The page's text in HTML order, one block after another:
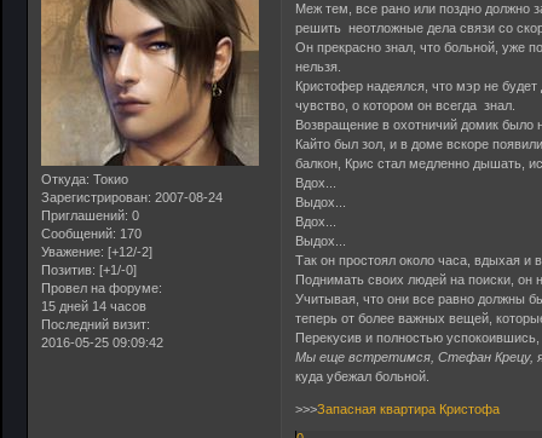
Откуда: Токио
Зарегистрирован: 2007-08-24
Приглашений: 0
Сообщений: 170
Уважение: [+12/-2]
Позитив: [+1/-0]
Провел на форуме:
15 дней 14 часов
Последний визит:
2016-05-25 09:09:42
Меж тем, все рано или поздно должно
решить неотложные дела связи со
Он прекрасно знал, что больной, уже
нельзя.
Кристофер надеялся, что мэр не будет
чувство, о котором он всегда знал.
Возвращение в охотничий домик было
Кайто был зол, и в доме вскоре
балкон, Крис стал медленно дышать,
Вдох...
Выдох...
Вдох...
Выдох...
Так он простоял около часа, вдыхая и
Поднимать своих людей на поиски, он
Учитывая, что они все равно должны
теперь от более важных вещей,
Перекусив и полностью
Мы еще встретимся, Стефан Крецу,
куда убежал больной.
>>>Запасная квартира Кристофа